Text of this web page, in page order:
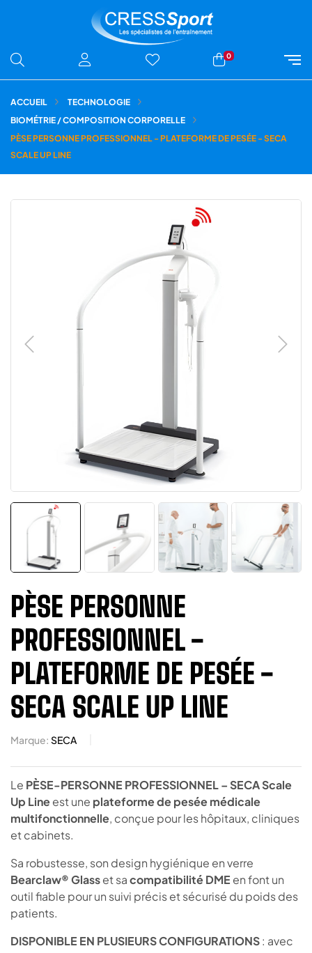
0
ACCUEIL
TECHNOLOGIE
BIOMÉTRIE / COMPOSITION CORPORELLE
PÈSE PERSONNE PROFESSIONNEL - PLATEFORME DE PESÉE - SECA
SCALE UP LINE
PÈSE PERSONNE
PROFESSIONNEL -
PLATEFORME DE PESÉE -
SECA SCALE UP LINE
Marque: SECA
Le PÈSE-PERSONNE PROFESSIONNEL – SECA Scale
Up Lineest une plateforme de pesée médicale
multifonctionnelle, conçue pour les hôpitaux, cliniques
et cabinets.
Sa robustesse, son design hygiénique en verre
Bearclaw® Glasset sacompatibilité DME en font un
outil fiable pour un suivi précis et sécurisé du poids des
patients.
DISPONIBLE EN PLUSIEURS CONFIGURATIONS: avec